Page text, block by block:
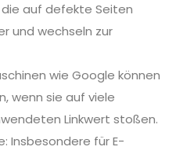
auf defekte Seiten
und wechseln zur
wie Google können
wenn sie auf viele
Linkwert stoßen.
Insbesondere für E-